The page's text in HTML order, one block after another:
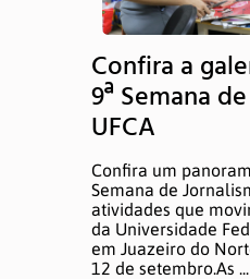
Confira a
9ª Semana
UFCA
Confira um
Semana de
atividades que
da Universidade
em Juazeiro do
12 de setembro.As ...